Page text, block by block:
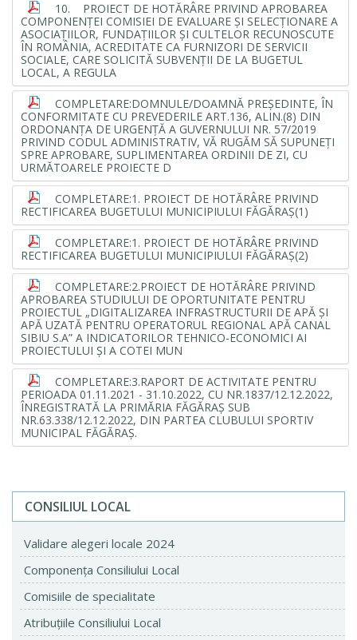
10. PROIECT DE HOTĂRÂRE PRIVIND APROBAREA
COMPONENŢEI COMISIEI DE EVALUARE ŞI SELECŢIONARE A
ASOCIAŢIILOR, FUNDAŢIILOR ŞI CULTELOR RECUNOSCUTE
ÎN ROMÂNIA, ACREDITATE CA FURNIZORI DE SERVICII
SOCIALE, CARE SOLICITĂ SUBVENŢII DE LA BUGETUL
LOCAL, A REGULA
COMPLETARE:DOMNULE/DOAMNĂ PREȘEDINTE, ÎN
CONFORMITATE CU PREVEDERILE ART.136, ALIN.(8) DIN
ORDONANȚA DE URGENȚĂ A GUVERNULUI NR. 57/2019
PRIVIND CODUL ADMINISTRATIV, VĂ RUGĂM SĂ SUPUNEȚI
SPRE APROBARE, SUPLIMENTAREA ORDINII DE ZI, CU
URMĂTOARELE PROIECTE D
COMPLETARE:1. PROIECT DE HOTĂRÂRE PRIVIND
RECTIFICAREA BUGETULUI MUNICIPIULUI FĂGĂRAȘ(1)
COMPLETARE:1. PROIECT DE HOTĂRÂRE PRIVIND
RECTIFICAREA BUGETULUI MUNICIPIULUI FĂGĂRAȘ(2)
COMPLETARE:2.PROIECT DE HOTĂRÂRE PRIVIND
APROBAREA STUDIULUI DE OPORTUNITATE PENTRU
PROIECTUL „DIGITALIZAREA INFRASTRUCTURII DE APĂ ȘI
APĂ UZATĂ PENTRU OPERATORUL REGIONAL APĂ CANAL
SIBIU S.A” A INDICATORILOR TEHNICO-ECONOMICI AI
PROIECTULUI ȘI A COTEI MUN
COMPLETARE:3.RAPORT DE ACTIVITATE PENTRU
PERIOADA 01.11.2021 - 31.10.2022, CU NR.1837/12.12.2022,
ÎNREGISTRATĂ LA PRIMĂRIA FĂGĂRAȘ SUB
NR.63.338/12.12.2022, DIN PARTEA CLUBULUI SPORTIV
MUNICIPAL FĂGĂRAȘ.
CONSILIUL LOCAL
Validare alegeri locale 2024
Componenţa Consiliului Local
Comisiile de specialitate
Atribuţiile Consiliului Local